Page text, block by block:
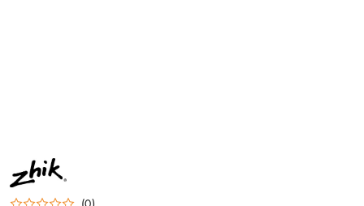
NAZWA
PRODUCENTA:
ZHIK